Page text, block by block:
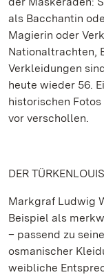
als Bacchantin
Magierin oder
Nationaltrachten,
Verkleidungen
heute wieder 56.
historischen
vor verschollen.
DER
Markgraf Ludwig
Beispiel als
– passend zu
osmanischer
weibliche